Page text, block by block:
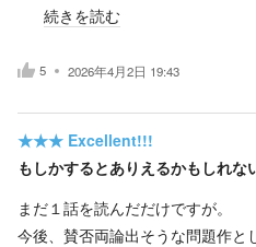
続きを読む
5 2026年4月2日 19:43
★★★ Excellent!!!
もしかするとありえるかもしれな
まだ１話を読んだだけですが。
今後、賛否両論出そうな問題作と